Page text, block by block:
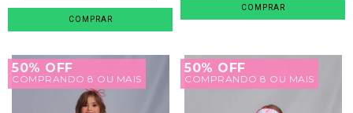
COMPRAR
COMPRAR
50% OFF
COMPRANDO 8 OU MAIS
50% OFF
COMPRANDO 8 OU MAIS